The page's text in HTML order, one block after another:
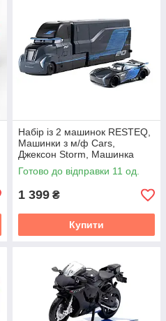
Набір із 2 машинок RESTEQ,
Машинки з м/ф Cars,
Джексон Storm, Машинка
Джексон Шторм, Машинки
Тачки
Готово до відправки 11 од.
1 399 ₴
Купити